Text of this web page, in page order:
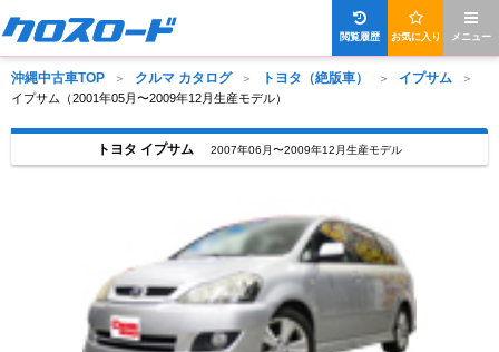
メニュー
お気に入り
閲覧履歴
沖縄中古車TOP クルマ カタログ トヨタ（絶版車） イプサム
イプサム（2001年05月〜2009年12月生産モデル）
トヨタ イプサム 2007年06月〜2009年12月生産モデル